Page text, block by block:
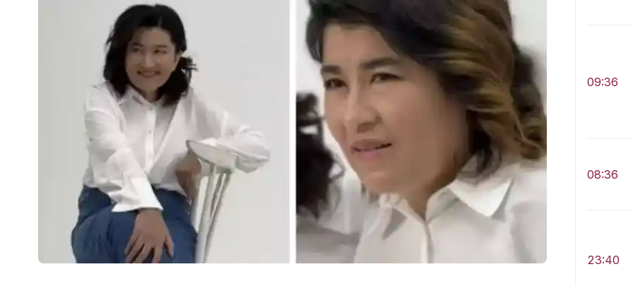
09:36
08:36
23:40